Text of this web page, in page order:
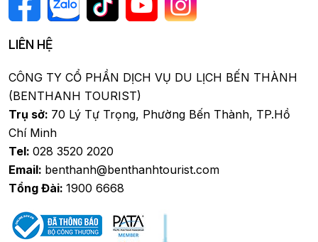
LIÊN HỆ
CÔNG TY CỔ PHẦN DỊCH VỤ DU LỊCH BẾN THÀNH
(BENTHANH TOURIST)
Trụ sở: 70 Lý Tự Trọng, Phường Bến Thành, TP.Hồ
Chí Minh
Tel: 028 3520 2020
Email: benthanh@benthanhtourist.com
Tổng Đài: 1900 6668